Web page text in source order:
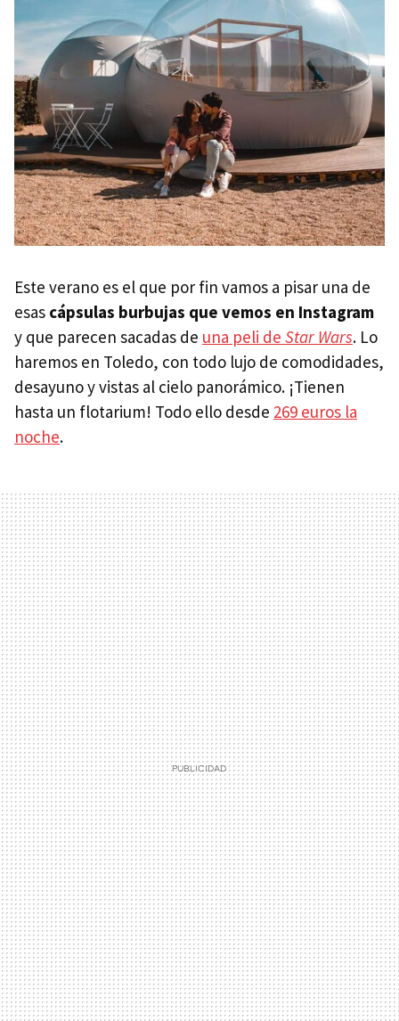
Este verano es el que por fin vamos a pisar una de
esas cápsulas burbujas que vemos en Instagram
y que parecen sacadas de una peli de Star Wars. Lo
haremos en Toledo, con todo lujo de comodidades,
desayuno y vistas al cielo panorámico. ¡Tienen
hasta un flotarium! Todo ello desde 269 euros la
noche.